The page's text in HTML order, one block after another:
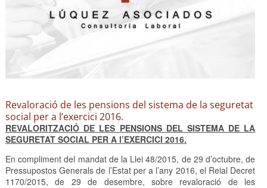
Revaloració de les pensions del sistema de la seguretat
social per a l’exercici 2016.
REVALORITZACIÓ DE LES PENSIONS DEL SISTEMA DE LA
SEGURETAT SOCIAL PER A l’EXERCICI 2016.
En compliment del mandat de la Llei 48/2015, de 29 d’octubre, de
Pressupostos Generals de l’Estat per a l’any 2016, el Reial Decret
1170/2015, de 29 de desembre, sobre revaloració de les